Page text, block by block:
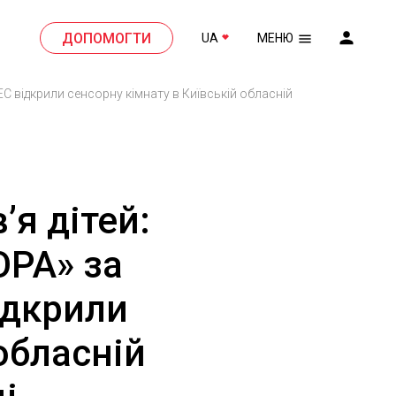
ДОПОМОГТИ UA МЕНЮ
сенсорну кімнату в Київській обласній
дітей:
за